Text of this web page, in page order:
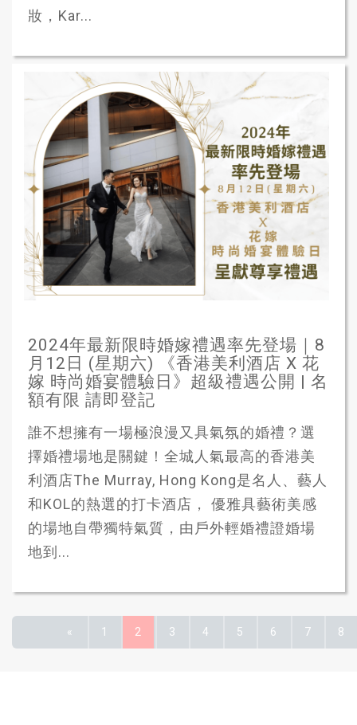
妝，Kar...
2024年最新限時婚嫁禮遇率先登場｜8
月12日 (星期六) 《香港美利酒店 X 花
嫁 時尚婚宴體驗日》超級禮遇公開 | 名
額有限 請即登記
誰不想擁有一場極浪漫又具氣氛的婚禮？選
擇婚禮場地是關鍵！全城人氣最高的香港美
利酒店The Murray, Hong Kong是名人、藝人
和KOL的熱選的打卡酒店， 優雅具藝術美感
的場地自帶獨特氣質，由戶外輕婚禮證婚場
地到...
« 1 2 3 4 5 6 7 8